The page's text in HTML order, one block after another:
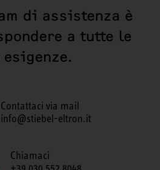
di assistenza è
a tutte le
esigenze.
Contattaci via mail
info@stiebel-eltron.it
Chiamaci